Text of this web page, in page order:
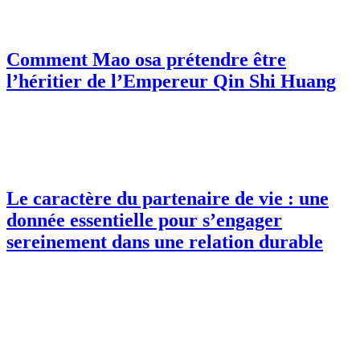
Comment Mao osa prétendre être
l’héritier de l’Empereur Qin Shi Huang
Le caractère du partenaire de vie : une
donnée essentielle pour s’engager
sereinement dans une relation durable